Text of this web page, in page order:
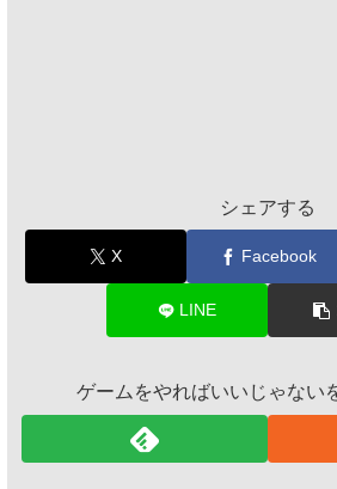
シェアする
X Facebook
LINE
ゲームをやればいいじゃない